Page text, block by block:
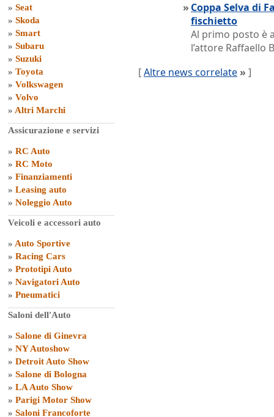
» Seat
» Skoda
» Smart
» Subaru
» Suzuki
» Toyota
» Volkswagen
» Volvo
» Altri Marchi
Assicurazione e servizi
» RC Auto
» RC Moto
» Finanziamenti
» Leasing auto
» Noleggio Auto
Veicoli e accessori auto
» Auto Sportive
» Racing Cars
» Prototipi Auto
» Navigatori Auto
» Pneumatici
Saloni dell'Auto
» Salone di Ginevra
» NY Autoshow
» Detroit Auto Show
» Salone di Bologna
» LA Auto Show
» Parigi Motor Show
» Saloni Francoforte
» Coppa Selva di
fischietto
Al primo posto è
l’attore Raffaello
[Altre news correlate » ]